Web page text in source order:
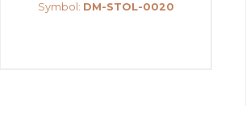
Symbol: DM-STOL-0020